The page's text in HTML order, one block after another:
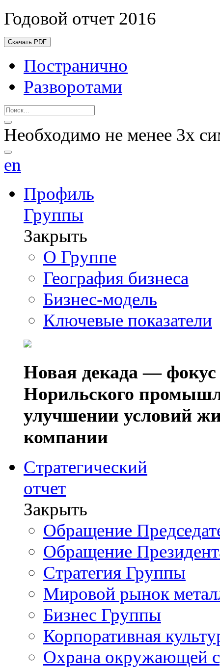
Годовой отчет 2016
Скачать PDF
Постранично
Разворотами
Необходимо не менее 3х
en
Профиль
Группы
Закрыть
О Группе
География бизнеса
Бизнес-модель
Ключевые показатели
Новая декада — фокус
Норильского
улучшении условий
компании
Стратегический
отчет
Закрыть
Обращение
Обращение
Стратегия Группы
Мировой рынок
Бизнес Группы
Корпоративная
Охрана окружающей